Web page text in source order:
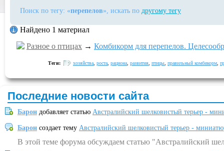
Поиск по тегу: «перепелов», искать по другому тегу
Найдено 1 материал
Разное о птицах → Комбикорм для перепелов.
Теги: хозяйства роста рациона развития птицы правильный комбикорм
Последние новости сайта
Барон добавляет статью Австралийский шелковистый терьер -
Барон создает тему Австралийский шелковистый терьер -
В этой теме форума обсуждаем статью "Австралийский